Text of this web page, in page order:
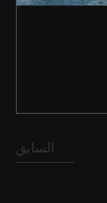
إيجار
السابق